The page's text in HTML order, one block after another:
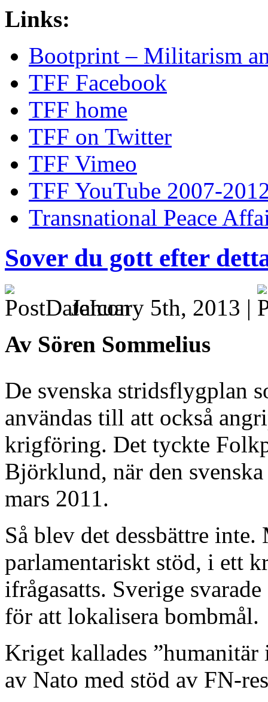
Links:
Bootprint – Militarism
TFF Facebook
TFF home
TFF on Twitter
TFF Vimeo
TFF YouTube 2007-
Transnational Peace
Sover du gott efter
January 5th, 2013 |
Av Sören Sommelius
De svenska stridsflygplan
användas till att också
krigföring. Det tyckte
Björklund, när den
mars 2011.
Så blev det dessbättre
parlamentariskt stöd, i ett
ifrågasatts. Sverige
för att lokalisera bombmål.
Kriget kallades
av Nato med stöd av FN-